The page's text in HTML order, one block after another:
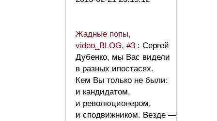
Жадные попы,
video_BLOG, #3 : Сергей
Дубенко, мы Вас видели
в разных ипостасях.
Кем Вы только не были:
и кандидатом,
и революционером,
и сподвижником. Везде —